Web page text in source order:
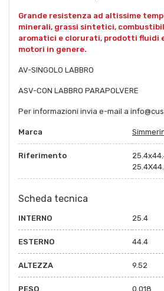
Grande resistenza ad altissime
minerali, grassi sintetici,
aromatici e clorurati, prodotti fluidi
motori in genere.
AV-SINGOLO LABBRO
ASV-CON LABBRO PARAPOLVERE
Per informazioni invia e-mail a
Marca
Riferimento
Scheda tecnica
INTERNO 25.4
ESTERNO 44.4
ALTEZZA 9.52
PESO 0.018